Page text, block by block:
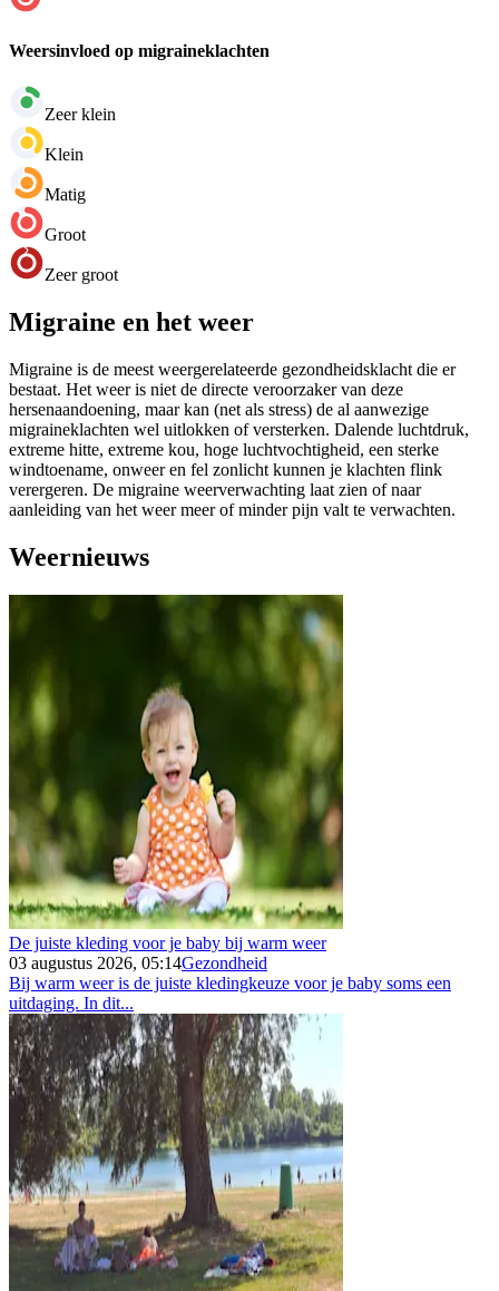
Weersinvloed op migraineklachten
Zeer klein
Klein
Matig
Groot
Zeer groot
Migraine en het weer
Migraine is de meest weergerelateerde gezondheidsklacht die er
bestaat. Het weer is niet de directe veroorzaker van deze
hersenaandoening, maar kan (net als stress) de al aanwezige
migraineklachten wel uitlokken of versterken. Dalende luchtdruk,
extreme hitte, extreme kou, hoge luchtvochtigheid, een sterke
windtoename, onweer en fel zonlicht kunnen je klachten flink
verergeren. De migraine weerverwachting laat zien of naar
aanleiding van het weer meer of minder pijn valt te verwachten.
Weernieuws
De juiste kleding voor je baby bij warm weer
03 augustus 2026, 05:14Gezondheid
Bij warm weer is de juiste kledingkeuze voor je baby soms een
uitdaging. In dit...